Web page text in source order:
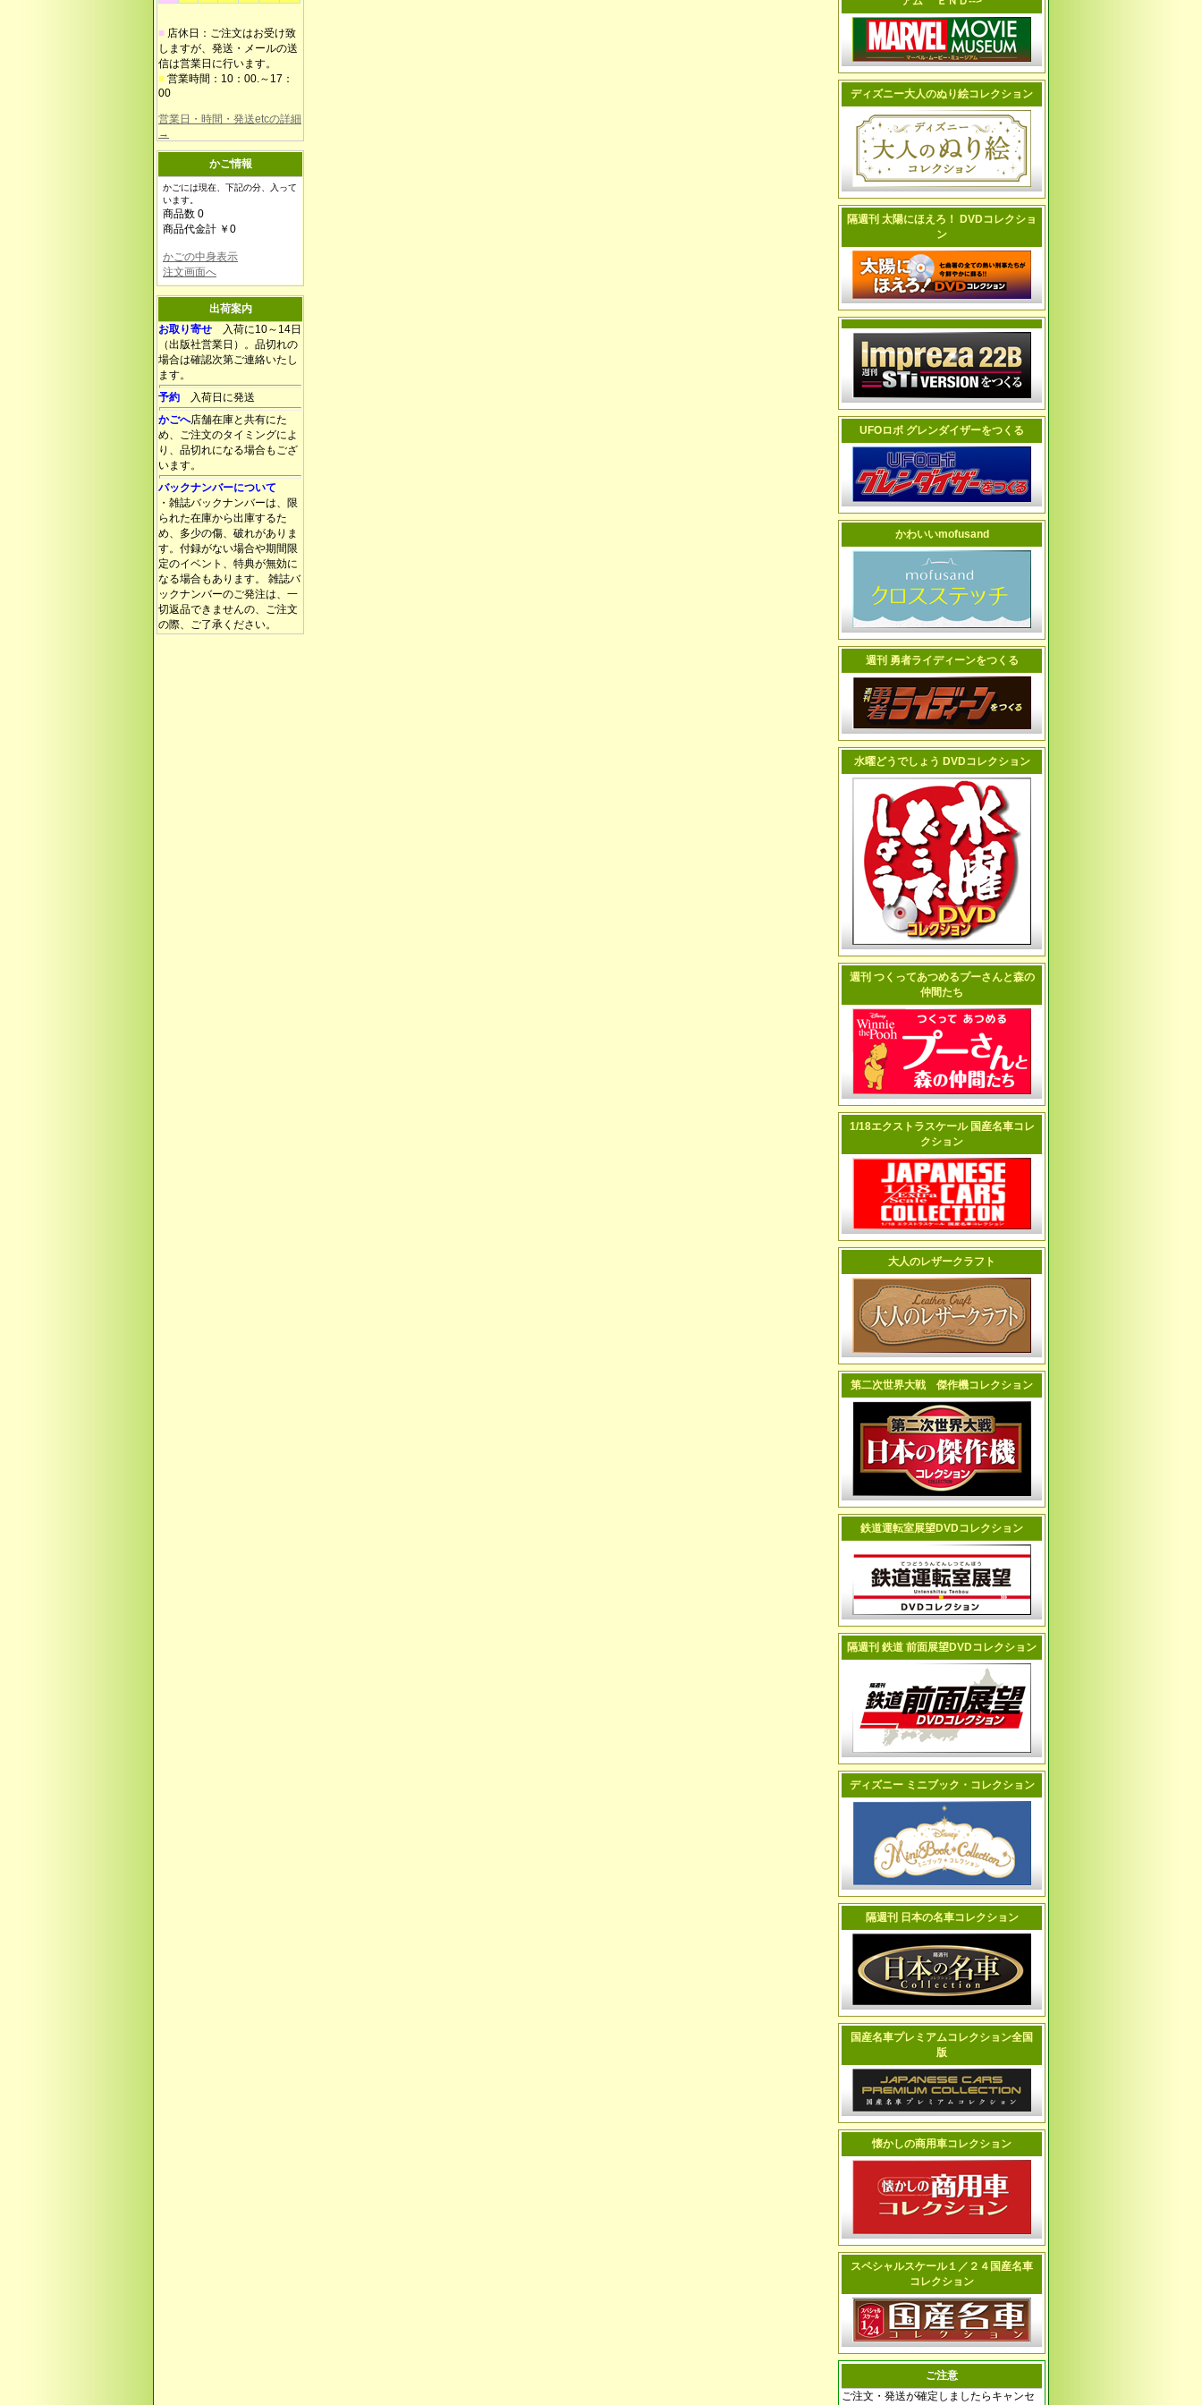
■ 店休日：ご注文はお受け致
しますが、発送・メールの送
信は営業日に行います。
■ 営業時間：10：00.～17：
00
営業日・時間・発送etcの詳細
→
かご情報
かごには現在、下記の分、入って
います。
商品数 0
商品代金計 ￥0
かごの中身表示
注文画面へ
出荷案内
お取り寄せ 入荷に10～14日
（出版社営業日）。品切れの
場合は確認次第ご連絡いたし
ます。
予約 入荷日に発送
かごへ店舗在庫と共有にた
め、ご注文のタイミングによ
り、品切れになる場合もござ
います。
バックナンバーについて
・雑誌バックナンバーは、限
られた在庫から出庫するた
め、多少の傷、破れがありま
す。付録がない場合や期間限
定のイベント、特典が無効に
なる場合もあります。 雑誌バ
ックナンバーのご発注は、一
切返品できませんの、ご注文
の際、ご了承ください。
ディズニー大人のぬり絵コレクション
隔週刊 太陽にほえろ！ DVDコレクショ
ン
UFOロボ グレンダイザーをつくる
かわいいmofusand
週刊 勇者ライディーンをつくる
水曜どうでしょう DVDコレクション
週刊 つくってあつめるプーさんと森の
仲間たち
1/18エクストラスケール 国産名車コレ
クション
大人のレザークラフト
第二次世界大戦 傑作機コレクション
鉄道運転室展望DVDコレクション
隔週刊 鉄道 前面展望DVDコレクション
ディズニー ミニブック・コレクション
隔週刊 日本の名車コレクション
国産名車プレミアムコレクション全国
版
懐かしの商用車コレクション
スペシャルスケール１／２４国産名車
コレクション
ご注意
ご注文・発送が確定しましたらキャンセ